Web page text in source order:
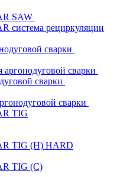
SAW
система рециркуляции
сварки
сварки
сварки
сварки
TIG
TIG (H) HARD
TIG (С)